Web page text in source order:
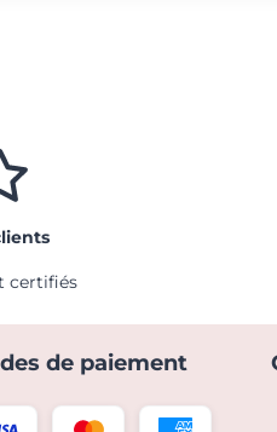
certifiés
de paiement